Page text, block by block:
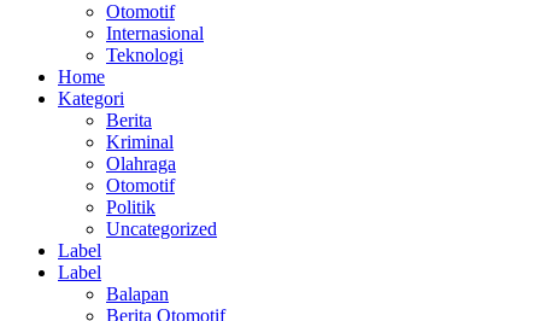
Otomotif
Internasional
Teknologi
Home
Kategori
Berita
Kriminal
Olahraga
Otomotif
Politik
Uncategorized
Label
Label
Balapan
Berita Otomotif